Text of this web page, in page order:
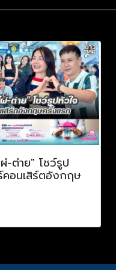
-ต่าย" โชว์รูป
คอนเสิร์ตอังกฤษ